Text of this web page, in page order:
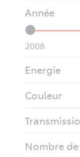
Année
2008
Energie
Couleur
Nombre